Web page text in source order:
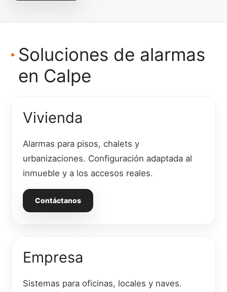
Soluciones de alarmas
en Calpe
Vivienda
Alarmas para pisos, chalets y
urbanizaciones. Configuración adaptada al
inmueble y a los accesos reales.
Contáctanos
Empresa
Sistemas para oficinas, locales y naves.